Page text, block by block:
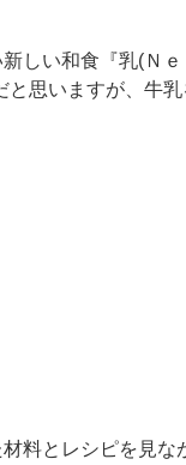
しい和食『乳( Ｎｅ
と思いますが、牛乳
料とレシピを見な